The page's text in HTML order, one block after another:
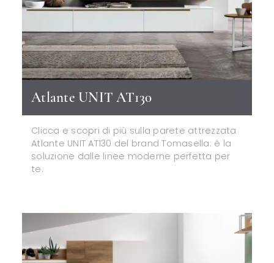
Atlante UNIT AT130
Clicca e scopri di più sulla parete attrezzata
Atlante UNIT AT130 del brand Tomasella: è la
soluzione dalle linee moderne perfetta per
te.